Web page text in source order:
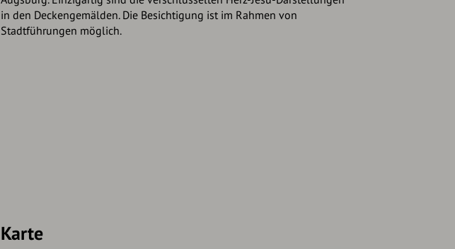
in den Deckengemälden. Die Besichtigung ist im Rahmen von
Stadtführungen möglich.
Karte